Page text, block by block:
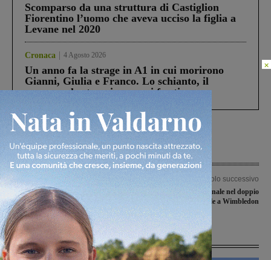
Scomparso da una struttura di Castiglion
Fiorentino l’uomo che aveva ucciso la figlia a
Levane nel 2020
Cronaca 4 Agosto 2026
Un anno fa la strage in A1 in cui morirono
Gianni, Giulia e Franco. Lo schianto, il
processo, lo stop ai sorpassi fra tir....
Articolo precedente
Notte bianca: il 25 luglio festa in
centro
Articolo successivo
Giulia Capocci in finale nel doppio
femminile a Wimbledon
Ultime Notizie
×